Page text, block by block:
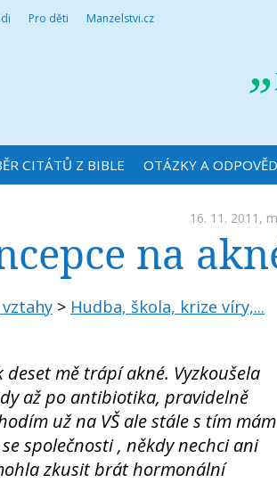
Pro děti Manzelstvi.cz
CITÁTŮ Z BIBLE OTÁZKY A
16. 11. 2011,
na
> Hudba, škola, krize víry,...
mě trápí akné. Vyzkoušela
až po antibiotika, pravidelně
už na VŠ ale stále s tím mám
společnosti , někdy nechci ani
zkusit brát hormonální